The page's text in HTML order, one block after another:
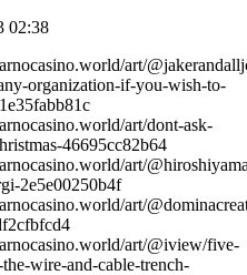
02:38
art/
organization-if-you-wish-to-
art/dont-ask-
46695cc82b64
art/
2e5e00250b4f
art/
art/@iview/five-
wire-and-cable-trench-